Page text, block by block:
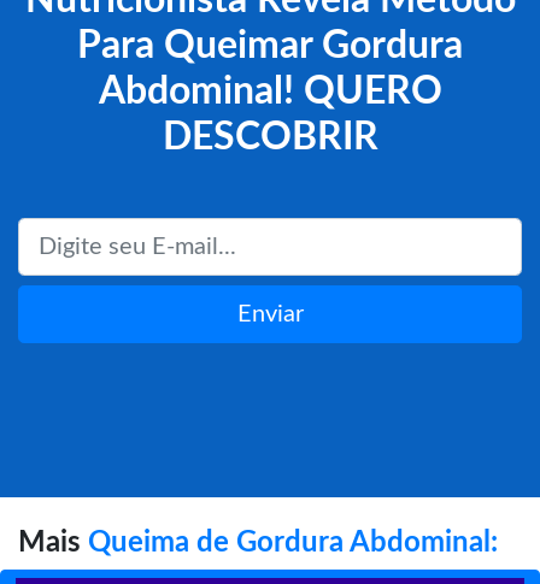
Para Queimar Gordura
Abdominal! QUERO
DESCOBRIR
Enviar
Mais Queima de Gordura Abdominal: